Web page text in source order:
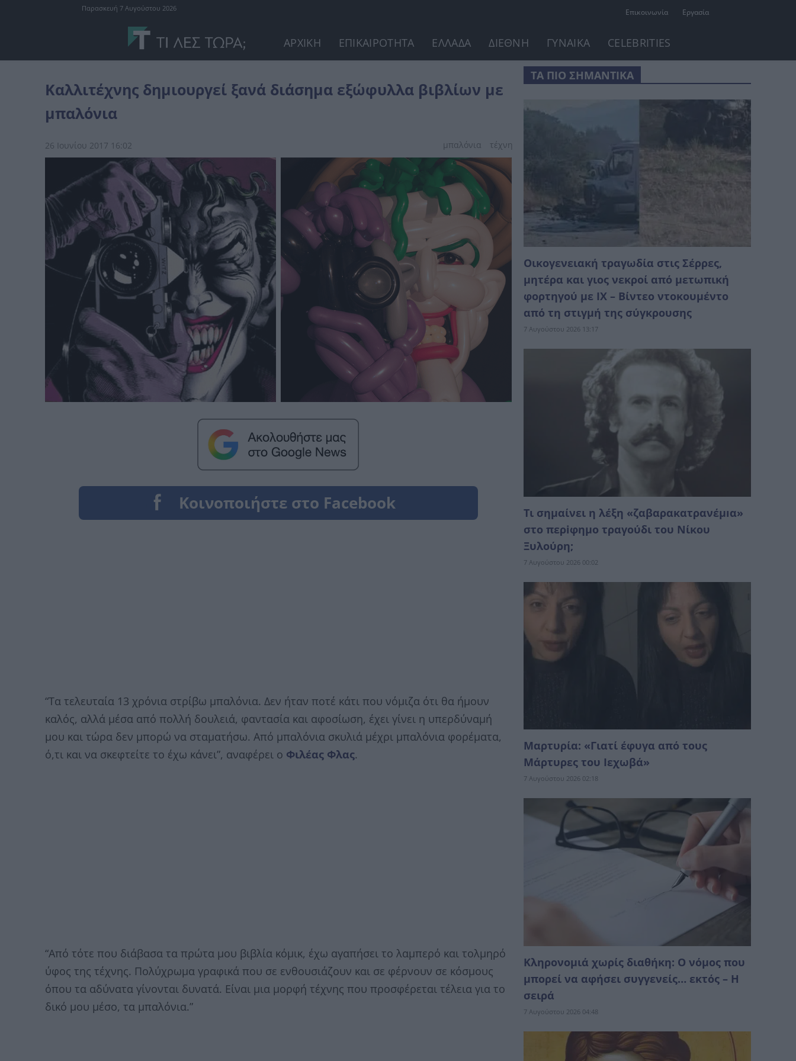
Επικοινωνία Εργασία
Παρασκευή 7 Αυγούστου 2026
ΑΡΧΙΚΗ ΕΠΙΚΑΙΡΟΤΗΤΑ ΕΛΛΑΔΑ ΔΙΕΘΝΗ ΓΥΝΑΙΚΑ CELEBRITIES
Καλλιτέχνης δημιουργεί ξανά διάσημα εξώφυλλα βιβλίων με
μπαλόνια
26 Ιουνίου 2017 16:02 μπαλόνια τέχνη
“Τα τελευταία 13 χρόνια στρίβω μπαλόνια. Δεν ήταν ποτέ κάτι που νόμιζα ότι θα ήμουν
καλός, αλλά μέσα από πολλή δουλειά, φαντασία και αφοσίωση, έχει γίνει η υπερδύναμή
μου και τώρα δεν μπορώ να σταματήσω. Από μπαλόνια σκυλιά μέχρι μπαλόνια φορέματα,
ό,τι και να σκεφτείτε το έχω κάνει”, αναφέρει ο Φιλέας Φλας.
“Από τότε που διάβασα τα πρώτα μου βιβλία κόμικ, έχω αγαπήσει το λαμπερό και τολμηρό
ύφος της τέχνης. Πολύχρωμα γραφικά που σε ενθουσιάζουν και σε φέρνουν σε κόσμους
όπου τα αδύνατα γίνονται δυνατά. Είναι μια μορφή τέχνης που προσφέρεται τέλεια για το
δικό μου μέσο, τα μπαλόνια.”
ΤΑ ΠΙΟ ΣΗΜΑΝΤΙΚΑ
Οικογενειακή τραγωδία στις Σέρρες,
μητέρα και γιος νεκροί από μετωπική
φορτηγού με ΙΧ – Βίντεο ντοκουμέντο
από τη στιγμή της σύγκρουσης
7 Αυγούστου 2026 13:17
Τι σημαίνει η λέξη «ζαβαρακατρανέμıα»
στο περiφημο τραγούδι του Νίκου
Ξυλούρη;
7 Αυγούστου 2026 00:02
Μαρτυρία: «Γιατί έφυγα από τους
Μάρτυρες του Ιεχωβά»
7 Αυγούστου 2026 02:18
Κληρονομιά χωρίς διαθήκη: Ο νόμος που
μπορεί να αφήσει συγγενείς… εκτός – Η
σειρά
7 Αυγούστου 2026 04:48